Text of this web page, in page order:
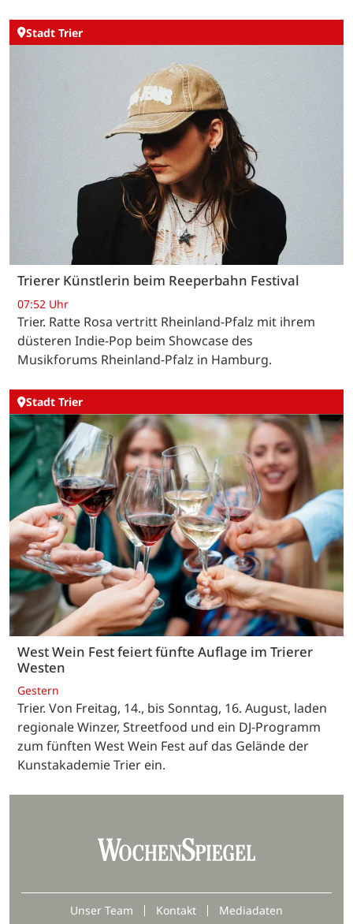
Stadt Trier
Trierer Künstlerin beim Reeperbahn Festival
07:52 Uhr
Trier. Ratte Rosa vertritt Rheinland-Pfalz mit ihrem
düsteren Indie-Pop beim Showcase des
Musikforums Rheinland-Pfalz in Hamburg.
Stadt Trier
West Wein Fest feiert fünfte Auflage im Trierer
Westen
Gestern
Trier. Von Freitag, 14., bis Sonntag, 16. August, laden
regionale Winzer, Streetfood und ein DJ-Programm
zum fünften West Wein Fest auf das Gelände der
Kunstakademie Trier ein.
Unser Team Kontakt Mediadaten